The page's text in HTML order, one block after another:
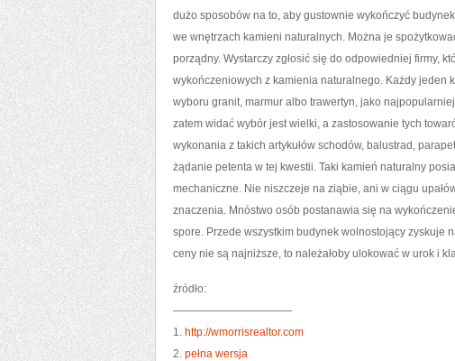
dużo sposobów na to, aby gustownie wykończyć
we wnętrzach kamieni naturalnych. Można je
porządny. Wystarczy zgłosić się do odpowiedniej firmy,
wykończeniowych z kamienia naturalnego. Każdy jeden
wyboru granit, marmur albo trawertyn, jako
zatem widać wybór jest wielki, a zastosowanie tych
wykonania z takich artykułów schodów, balustrad,
żądanie petenta w tej kwestii. Taki kamień naturalny
mechaniczne. Nie niszczeje na ziąbie, ani w ciągu
znaczenia. Mnóstwo osób postanawia się na
spore. Przede wszystkim budynek wolnostojący zyskuje
ceny nie są najniższe, to należałoby ulokować w urok i
źródło:
———————————
1. http://wmorrisrealtor.com
2. pełna wersja